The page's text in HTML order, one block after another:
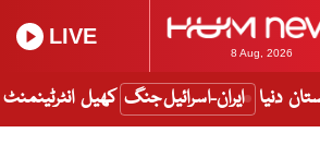
8 Aug, 2026
LIVE
دنیا ایران-اسرائیل جنگ کھیل انٹرٹینمنٹ